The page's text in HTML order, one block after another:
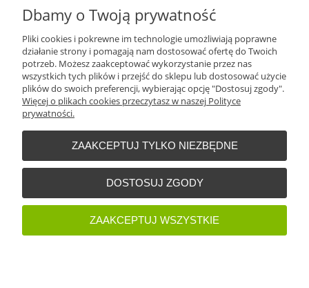
ul. Warszawska 281
26-110Skarżysko-Kamienna
+48 509 457 733
E-mail:plantago@plantago.pl
Pomoc
Płatności i dostawa
Informacje
O nas
Dbamy o Twoją prywatność
Pliki cookies i pokrewne im technologie umożliwiają poprawne
działanie strony i pomagają nam dostosować ofertę do Twoich
potrzeb. Możesz zaakceptować wykorzystanie przez nas
wszystkich tych plików i przejść do sklepu lub dostosować użycie
plików do swoich preferencji, wybierając opcję "Dostosuj zgody".
Więcej o plikach cookies przeczytasz w naszej Polityce
prywatności.
ZAAKCEPTUJ TYLKO NIEZBĘDNE
DOSTOSUJ ZGODY
ZAAKCEPTUJ WSZYSTKIE